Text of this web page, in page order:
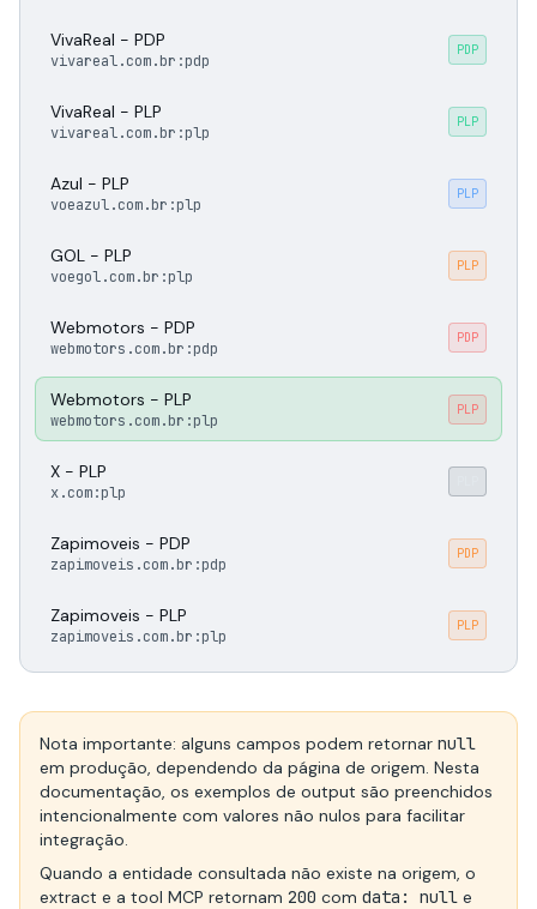
VivaReal - PDP
vivareal.com.br:pdp
PDP
VivaReal - PLP
vivareal.com.br:plp
PLP
Azul - PLP
voeazul.com.br:plp
PLP
GOL - PLP
voegol.com.br:plp
PLP
Webmotors - PDP
webmotors.com.br:pdp
PDP
Webmotors - PLP
webmotors.com.br:plp
PLP
X - PLP
x.com:plp
Zapimoveis - PDP
zapimoveis.com.br:pdp
PDP
Zapimoveis - PLP
zapimoveis.com.br:plp
PLP
Nota importante: alguns campos podem retornar null
em produção, dependendo da página de origem. Nesta
documentação, os exemplos de output são preenchidos
intencionalmente com valores não nulos para facilitar
integração.
Quando a entidade consultada não existe na origem, o
extract e a tool MCP retornam 200 com data: null e